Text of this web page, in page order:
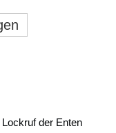
der Enten